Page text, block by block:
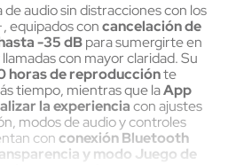
audio sin distracciones con los
equipados concancelación de
-35 dBpara sumergirte en
con mayor claridad. Su
horas de reproducciónte
tiempo, mientras que laApp
la experienciacon ajustes
modos de audio y controles
conconexión Bluetooth
y modo Juego de